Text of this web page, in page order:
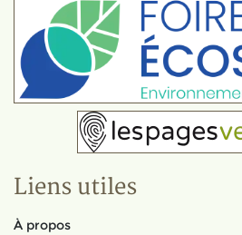
Liens utiles
À propos